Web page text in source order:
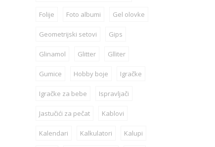
Folije Foto albumi Gel olovke
Geometrijski setovi Gips
Glinamol Glitter Glliter
Gumice Hobby boje Igračke
Igračke za bebe Ispravljači
Jastučići za pečat Kablovi
Kalendari Kalkulatori Kalupi